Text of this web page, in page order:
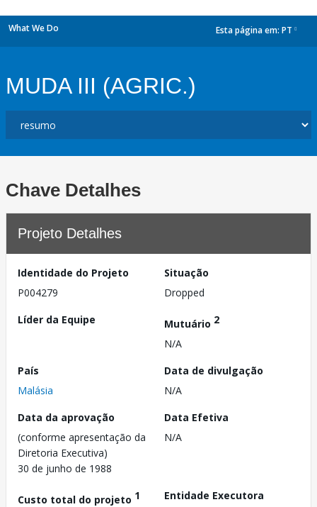
What We Do Esta página em: PT
MUDA III (AGRIC.)
Chave Detalhes
Projeto Detalhes
Identidade do Projeto
P004279
Situação
Dropped
Líder da Equipe
Mutuário 2
N/A
País
Malásia
Data de divulgação
N/A
Data da aprovação
(conforme apresentação da
Diretoria Executiva)
30 de junho de 1988
Data Efetiva
N/A
Custo total do projeto 1
Entidade Executora